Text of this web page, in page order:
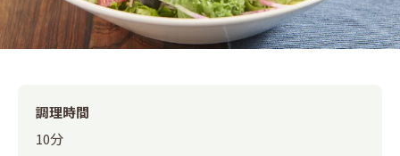
調理時間
10分